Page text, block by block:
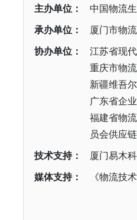
主办单位： 中国物流
承办单位： 厦门市物
协办单位：
江苏省现
重庆市物
新疆维吾
广东省企
福建省物
员会供应
技术支持： 厦门易木
媒体支持： 《物流技